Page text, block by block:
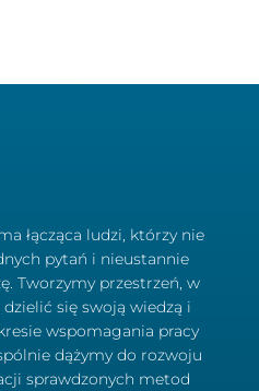
łącząca ludzi, którzy nie
pytań i nieustannie
Tworzymy przestrzeń, w
się swoją wiedzą i
wspomagania pracy
dążymy do rozwoju
sprawdzonych metod